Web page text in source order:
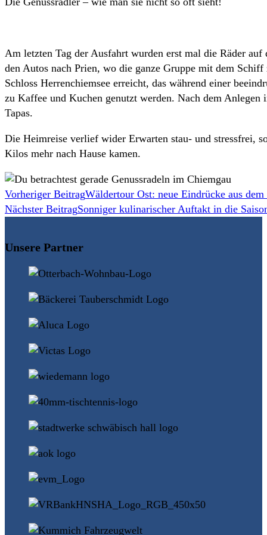
Am letzten Tag der Ausfahrt wurden erst mal die Räder
den Autos nach Prien, wo die ganze Gruppe mit dem
Schloss Herrenchiemsee erreicht, das während einer
zu Kaffee und Kuchen genutzt werden. Nach dem Anlegen
Tapas.
Die Heimreise verlief wider Erwarten stau- und stressfrei,
Kilos mehr nach Hause kamen.
Weitere
Artikel
Vorheriger BeitragWäldertour Ost: neue Eindrücke aus
Nächster BeitragSonniger kulinarischer Auftakt in die
Unsere Partner